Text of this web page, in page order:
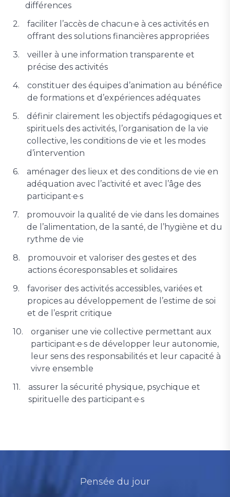
différences
faciliter l’accès de chacun·e à ces activités en
offrant des solutions financières appropriées
veiller à une information transparente et
précise des activités
constituer des équipes d’animation au bénéfice
de formations et d’expériences adéquates
définir clairement les objectifs pédagogiques et
spirituels des activités, l’organisation de la vie
collective, les conditions de vie et les modes
d’intervention
aménager des lieux et des conditions de vie en
adéquation avec l’activité et avec l’âge des
participant·e·s
promouvoir la qualité de vie dans les domaines
de l’alimentation, de la santé, de l’hygiène et du
rythme de vie
promouvoir et valoriser des gestes et des
actions écoresponsables et solidaires
favoriser des activités accessibles, variées et
propices au développement de l’estime de soi
et de l’esprit critique
organiser une vie collective permettant aux
participant·e·s de développer leur autonomie,
leur sens des responsabilités et leur capacité à
vivre ensemble
assurer la sécurité physique, psychique et
spirituelle des participant·e·s
Pensée du jour